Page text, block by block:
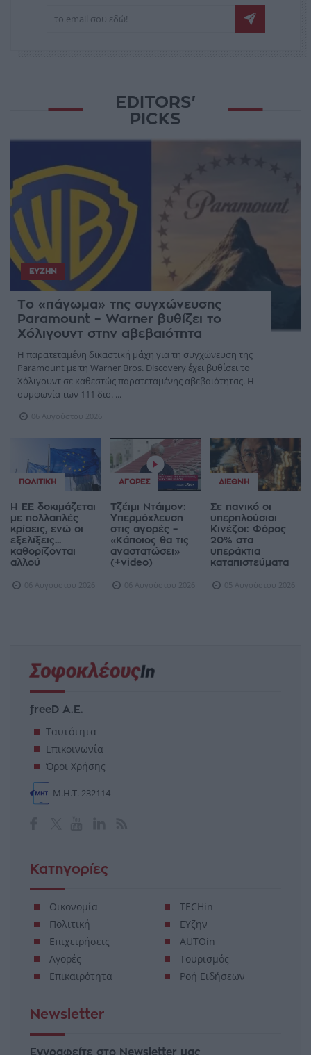
EDITORS'
PICKS
ΕΥΖΗΝ
Το «πάγωμα» της συγχώνευσης
Paramount – Warner βυθίζει το
Χόλιγουντ στην αβεβαιότητα
Η παρατεταμένη δικαστική μάχη για τη συγχώνευση της
Paramount με τη Warner Bros. Discovery έχει βυθίσει το
Χόλιγουντ σε καθεστώς παρατεταμένης αβεβαιότητας. Η
συμφωνία των 111 δισ. ...
06 Αυγούστου 2026
ΠΟΛΙΤΙΚΉ
Η ΕΕ δοκιμάζεται
με πολλαπλές
κρίσεις, ενώ οι
εξελίξεις...
καθορίζονται
αλλού
06 Αυγούστου 2026
ΑΓΟΡΈΣ
Τζέιμι Ντάιμον:
Υπερμόχλευση
στις αγορές –
«Κάποιος θα τις
αναστατώσει»
(+video)
06 Αυγούστου 2026
ΔΙΕΘΝΉ
Σε πανικό οι
υπερπλούσιοι
Κινέζοι: Φόρος
20% στα
υπεράκτια
καταπιστεύματα
05 Αυγούστου 2026